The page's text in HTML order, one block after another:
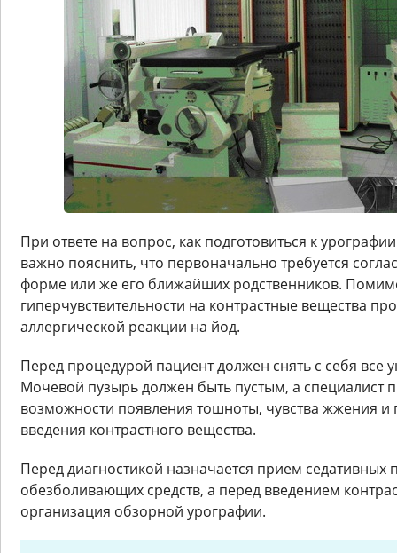
При ответе на вопрос, как подготовиться к
важно пояснить, что первоначально требуется
форме или же его ближайших родственников.
гиперчувствительности на контрастные вещества
аллергической реакции на йод.
Перед процедурой пациент должен снять с себя все
Мочевой пузырь должен быть пустым, а специалист
возможности появления тошноты, чувства жжения и
введения контрастного вещества.
Перед диагностикой назначается прием седативных
обезболивающих средств, а перед введением
организация обзорной урографии.